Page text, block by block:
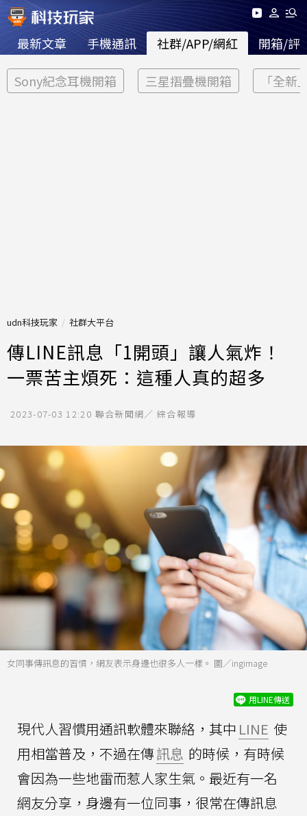
最新文章 手機通訊 社群/APP/網紅 開箱/評
Sony紀念耳機開箱 三星摺疊機開箱 「全新
udn科技玩家 社群大平台
傳LINE訊息「1開頭」讓人氣炸！
一票苦主煩死：這種人真的超多
2023-07-03 12:20 聯合新聞網／ 綜合報導
女同事傳訊息的習慣，網友表示身邊也很多人一樣。 圖／ingimage
用LINE傳送
現代人習慣用通訊軟體來聯絡，其中 LINE 使
用相當普及，不過在傳訊息 的時候，有時候
會因為一些地雷而惹人家生氣。最近有一名
網友分享，身邊有一位同事，很常在傳訊息